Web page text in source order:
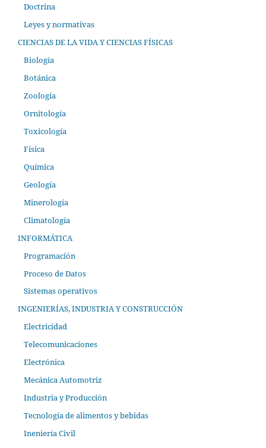
Doctrina
Leyes y normativas
CIENCIAS DE LA VIDA Y CIENCIAS FÍSICAS
Biología
Botánica
Zoología
Ornitología
Toxicología
Física
Química
Geología
Minerología
Climatología
INFORMÁTICA
Programación
Proceso de Datos
Sistemas operativos
INGENIERÍAS, INDUSTRIA Y CONSTRUCCIÓN
Electricidad
Telecomunicaciones
Electrónica
Mecánica Automotriz
Industria y Producción
Tecnología de alimentos y bebidas
Ineniería Civil